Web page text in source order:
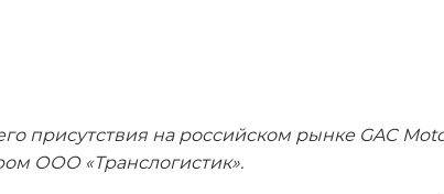
присутствия на российском рынке GAC
ООО «Транслогистик».